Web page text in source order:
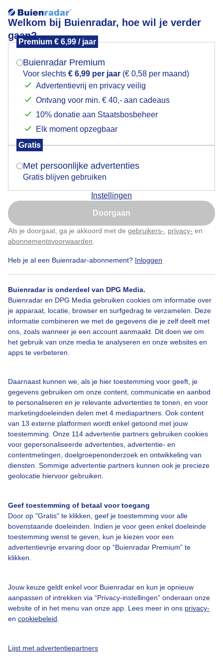
Welkom bij Buienradar, hoe wil je verder
gaan?
Premium € 6,99 / jaar
Buienradar Premium
Voor slechts € 6,99 per jaar (€ 0,58 per maand)
Advertentievrij en privacy veilig
Ontvang voor min. € 40,- aan cadeaus
10% donatie aan Staatsbosbeheer
Elk moment opzegbaar
Gratis
Met persoonlijke advertenties
Gratis blijven gebruiken
Instellingen
Doorgaan
Als je doorgaat, ga je akkoord met de gebruikers- privacy- en
abonnementsvoorwaarden
Heb je al een Buienradar-abonnement? Inloggen
Buienradar is onderdeel van DPG Media.
Buienradar en DPG Media gebruiken cookies om informatie over
je apparaat, locatie, browser en surfgedrag te verzamelen. Deze
informatie combineren we met de gegevens die je zelf deelt met
ons, zoals wanneer je een account aanmaakt. Dit doen we om
het gebruik van onze media te analyseren en onze websites en
apps te verbeteren.
Daarnaast kunnen we, als je hier toestemming voor geeft, je
gegevens gebruiken om onze content, communicatie en aanbod
te personaliseren en je relevante advertenties te tonen, en voor
marketingdoeleinden delen met 4 mediapartners. Ook content
van 13 externe platformen wordt enkel getoond met jouw
toestemming. Onze 114 advertentie partners gebruiken cookies
voor gepersonaliseerde advertenties, advertentie- en
contentmetingen, doelgroepenonderzoek en ontwikkeling van
diensten. Sommige advertentie partners kunnen ook je precieze
geolocatie hiervoor gebruiken.
Geef toestemming of betaal voor toegang
Door op "Gratis" te klikken, geef je toestemming voor alle
bovenstaande doeleinden. Indien je voor geen enkel doeleinde
toestemming wenst te geven, kun je kiezen voor een
advertentievrije ervaring door op “Buienradar Premium” te
klikken.
Jouw keuze geldt enkel voor Buienradar en kun je opnieuw
aanpassen of intrekken via “Privacy-instellingen” onderaan onze
website of in het menu van onze app. Lees meer in ons privacy-
en cookiebeleid
Lijst met advertentiepartners
Donker en nat
Door: Ger Zandbergen Gemaakt: 14-11-2025, 110x bekeken
Herfst Regen Zonsondergang
Bekijk slideshow
Over Buienradar
Bedrijfsgegevens
Contact
Toegankelijkheid
Gebruikersvoorwaarden
Adverteren
Privacy beleid
Cookie beleid
Mogen we je locatie gebruiken voor het
Indien je hier nog geen akkoord op hebt gegeven,
verschijnt er zo een pop-up uit je browser waarin
Is goed, toon de popup
Nu niet, misschien later
Klik hierom dit aan te passen